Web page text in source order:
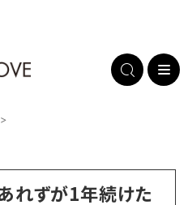
>
れずが1年続けた